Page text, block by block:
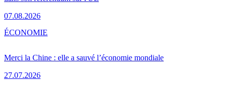
07.08.2026
Merci la Chine : elle a sauvé l’économie mondiale
27.07.2026
ÉCONOMIE